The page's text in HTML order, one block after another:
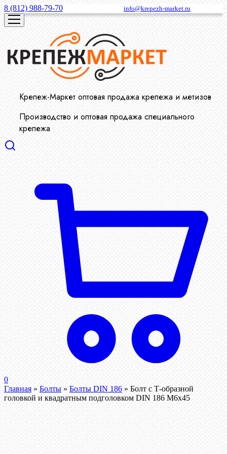
8 (812) 988-79-70 info@krepezh-market.ru
Крепеж-Маркет оптовая продажа крепежа и метизов
Производство и оптовая продажа специального
крепежа
0
Главная » Болты » Болты DIN 186 » Болт с Т-образной
головкой и квадратным подголовком DIN 186 М6х45